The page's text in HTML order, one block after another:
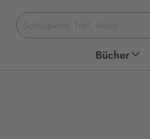
Suchbegriff
eingeben
Bücher